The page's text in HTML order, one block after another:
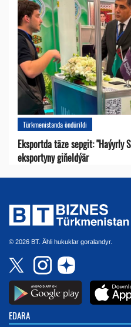
Türkmenistanda öndürildi
Eksportda täze sepgit: "Haýyrly
eksportyny giňeldýär
© 2026 BT. Ähli hukuklar goralandyr.
EDARA